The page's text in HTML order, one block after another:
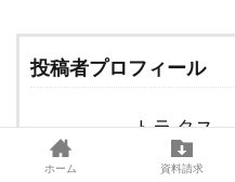
投稿者プロフィール
トラ タス
ホーム 資料請求